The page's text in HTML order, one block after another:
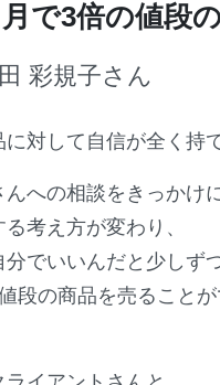
で3倍の値段
彩規子さん
対して自信が全く持
への相談をきっかけに
考え方が変わり、
でいいんだと少しず
段の商品を売ることが